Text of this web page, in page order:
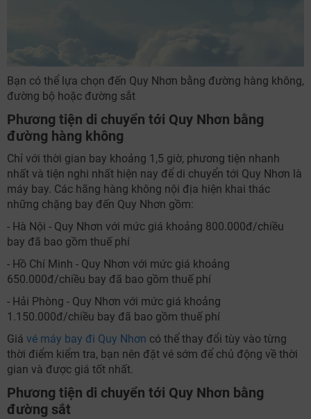
Bạn có thể lựa chọn đến Quy Nhơn bằng đường hàng không,
đường bộ hoặc đường sắt
Phương tiện di chuyển tới Quy Nhơn bằng
đường hàng không
Chỉ với thời gian bay khoảng 1,5 giờ, phương tiện nhanh
nhất và tiện nghi nhất hiện nay để di chuyển tới Quy Nhơn là
máy bay. Các hãng hàng không nội địa hiện khai thác
những chặng bay đến Quy Nhơn gồm:
- Hà Nội - Quy Nhơn với mức giá khoảng 800.000đ/chiều
bay đã bao gồm thuế phí
- Hồ Chí Minh - Quy Nhơn với mức giá khoảng
650.000đ/chiều bay đã bao gồm thuế phí
- Hải Phòng - Quy Nhơn với mức giá khoảng
1.150.000đ/chiều bay đã bao gồm thuế phí
Giá vé máy bay đi Quy Nhơn có thể thay đổi tùy vào từng
thời điểm kiểm tra, bạn nên đặt vé sớm để chủ động về thời
gian và được giá tốt nhất.
Phương tiện di chuyển tới Quy Nhơn bằng
đường sắt
TƯ VẤN NGAY
TƯ VẤN NGAY
TƯ VẤN NGAY
NHẬN ƯU ĐÃI NGAY
TƯ VẤN NGAY